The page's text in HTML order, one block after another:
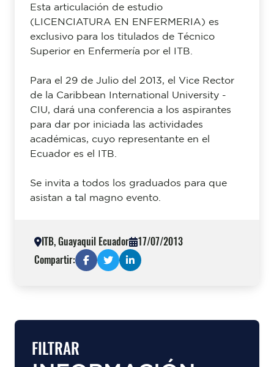
FILTRAR
Esta articulación de estudio
(LICENCIATURA EN ENFERMERIA) es
exclusivo para los titulados de Técnico
Superior en Enfermería por el ITB.
Para el 29 de Julio del 2013, el Vice Rector
de la Caribbean International University -
CIU, dará una conferencia a los aspirantes
para dar por iniciada las actividades
académicas, cuyo representante en el
Ecuador es el ITB.
Se invita a todos los graduados para que
asistan a tal magno evento.
ITB, Guayaquil Ecuador
17/07/2013
Compartir: